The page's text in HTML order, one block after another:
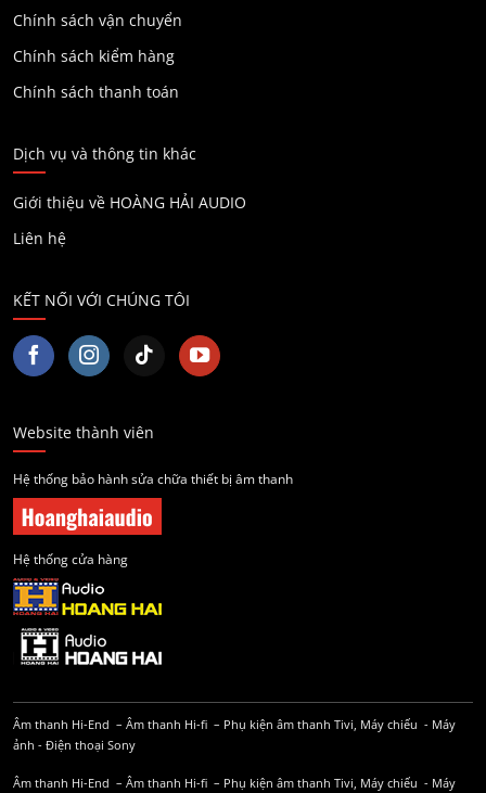
Chính sách vận chuyển
Chính sách kiểm hàng
Chính sách thanh toán
Dịch vụ và thông tin khác
Giới thiệu về HOÀNG HẢI AUDIO
Liên hệ
KẾT NỐI VỚI CHÚNG TÔI
Website thành viên
Hệ thống bảo hành sửa chữa thiết bị âm thanh
Hệ thống cửa hàng
Âm thanh Hi-End – Âm thanh Hi-fi – Phụ kiện âm thanh Tivi, Máy chiếu - Máy
ảnh - Điện thoại Sony
Âm thanh Hi-End – Âm thanh Hi-fi – Phụ kiện âm thanh Tivi, Máy chiếu - Máy